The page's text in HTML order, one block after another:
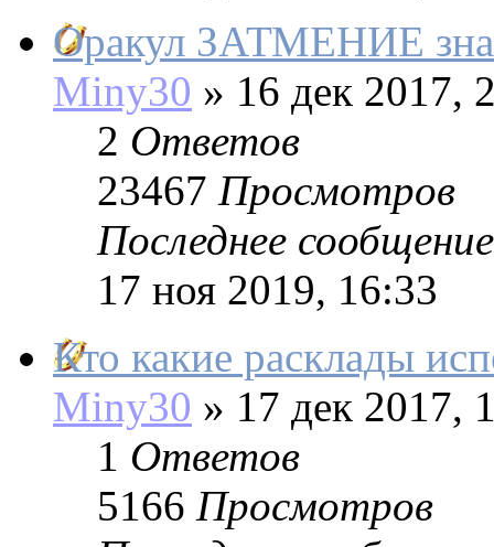
Оракул ЗАТМЕНИЕ
Miny30 » 16 дек 2017,
2 Ответов
23467 Просмотров
Последнее сообщение
17 ноя 2019, 16:33
Кто какие расклады
Miny30 » 17 дек 2017,
1 Ответов
5166 Просмотров